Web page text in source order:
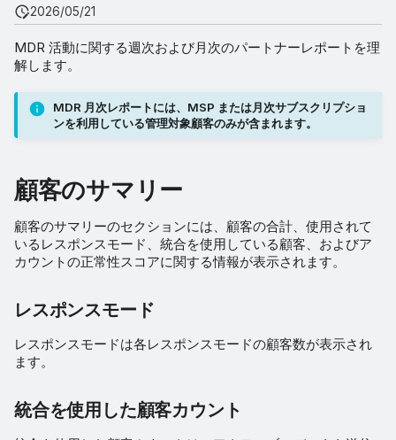
日本語
한국어
中文（繁體）
統合を使用した顧客カウン
ト
アカウントの正常性スコア
検出
エスカレーション
アクティブな脅威
客
検出の分類サマリー
ーク
2026/05/21
MDR 活動に関する週次および月次のパートナーレポートを理
解します。
MDR 月次レポートには、MSP または月次サブスクリプショ
ンを利用している管理対象顧客のみが含まれます。
顧客のサマリー
顧客のサマリーのセクションには、顧客の合計、使用されて
いるレスポンスモード、統合を使用している顧客、およびア
カウントの正常性スコアに関する情報が表示されます。
レスポンスモード
レスポンスモードは各レスポンスモードの顧客数が表示され
ます。
統合を使用した顧客カウント